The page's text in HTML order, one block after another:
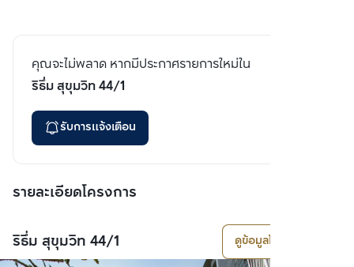
คุณจะไม่พลาด หากมีประกาศรายการใหม่ใน
ริธึ่ม สุขุมวิท 44/1
รับการแจ้งเตือน
รายละเอียดโครงการ
ริธึ่ม สุขุมวิท 44/1 ดูข้อมูลโครงการ